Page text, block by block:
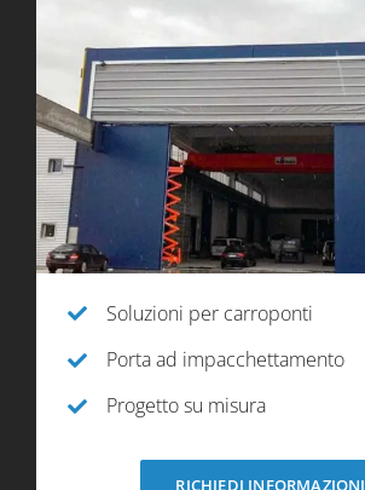
Soluzioni per carroponti
Porta ad impacchettamento
Progetto su misura
RICHIEDI INFORMAZIONI